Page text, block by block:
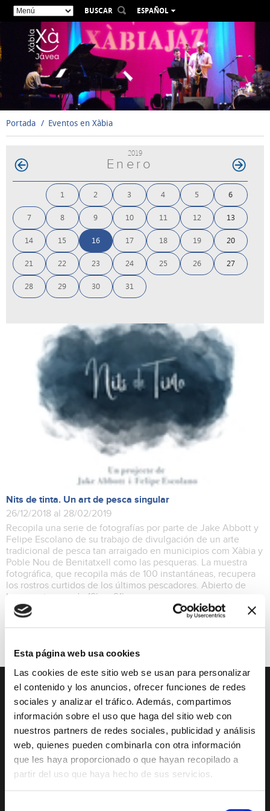
Esta página web usa cookies
Las cookies de este sitio web se usan para personalizar
el contenido y los anuncios, ofrecer funciones de redes
sociales y analizar el tráfico. Además, compartimos
información sobre el uso que haga del sitio web con
nuestros partners de redes sociales, publicidad y análisis
web, quienes pueden combinarla con otra información
que les haya proporcionado o que hayan recopilado a
partir del uso que haya hecho de sus servicios.
BUSCAR
ESPAÑOL
VALENCIÀ
ENGLISH
DEUTSCH
РУССКИЙ
Portada Eventos en Xàbia
2019
Enero
1 2 3 4 5 6
7 8 9 10 11 12 13
14 15 16 17 18 19 20
21 22 23 24 25 26 27
28 29 30 31
Nits de tinta. Un art de pesca singular
26/12/2018 al 28/02/2019
Recopila una serie de fotografías por parte de Jake Abbott y
Felipe Escolano de su trabajo de divulgación de un arte
tradicional de pesca tan arraigado en municipios com Xàbia y
Poble Nou de Benitatxell como las pesqueras. La muestra
fotográfica, que recopila más de 100 instantáneas, recupera
los rostros curtidos de los últimos pescadores. Abierto de
lunes a viernes, de 18h. a 21h.
Exposiciones
DESCUBRE XÀBIA
Mirador Virtual
Cultura y Patrimonio
Paseo por Xàbia
Histórica
QUÉ HACER
Eventos todo el año
Camino del Alba
Actividades
deportivas